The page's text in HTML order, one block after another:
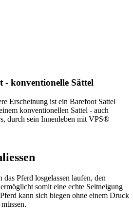
- konventionelle Sättel
Erscheinung ist ein Barefoot Sattel
konventionellen Sattel - auch
durch sein Innenleben mit VPS®
Pferd losgelassen laufen, den
somit eine echte Seitneigung
kann sich biegen ohne einem Druck